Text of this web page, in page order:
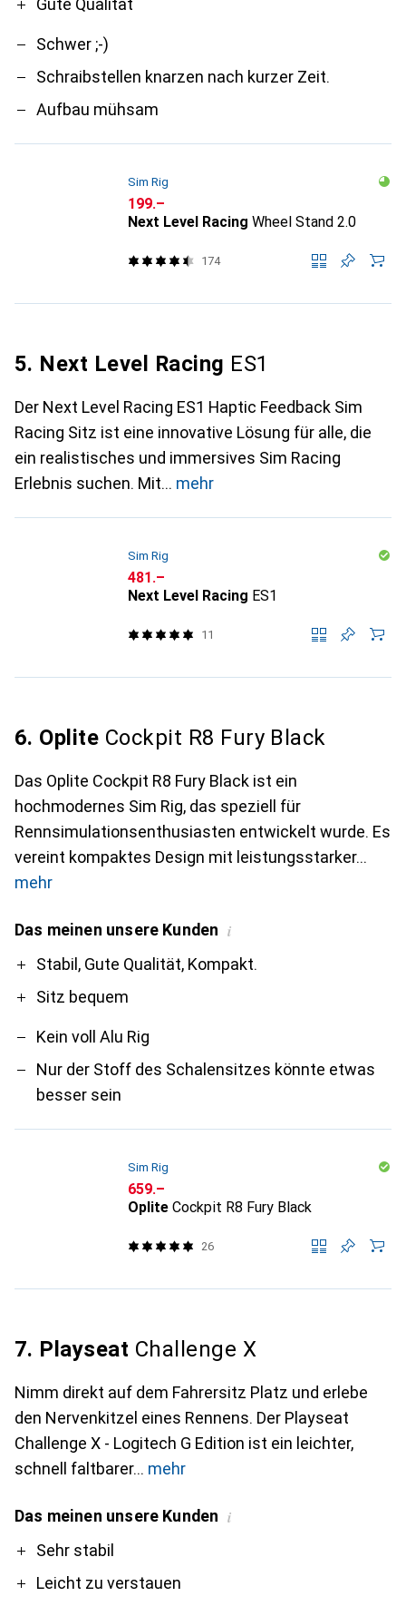
Gute Qualität
Schwer ;-)
Schraibstellen knarzen nach kurzer Zeit.
Aufbau mühsam
Sim Rig
CHF
199.–
Next Level Racing Wheel Stand 2.0
174
5. Next Level Racing ES1
Der Next Level Racing ES1 Haptic Feedback Sim
Racing Sitz ist eine innovative Lösung für alle, die
ein realistisches und immersives Sim Racing
Erlebnis suchen. Mit
mehr
Sim Rig
CHF
481.–
Next Level Racing ES1
11
6. Oplite Cockpit R8 Fury Black
Das Oplite Cockpit R8 Fury Black ist ein
hochmodernes Sim Rig, das speziell für
Rennsimulationsenthusiasten entwickelt wurde. Es
vereint kompaktes Design mit leistungsstarker
mehr
Das meinen unsere Kunden i
ProStabil, Gute Qualität, Kompakt.
Sitz bequem
Contra
Kein voll Alu Rig
Nur der Stoff des Schalensitzes könnte etwas
besser sein
Sim Rig
CHF
659.–
Oplite Cockpit R8 Fury Black
26
7. Playseat Challenge X
Nimm direkt auf dem Fahrersitz Platz und erlebe
den Nervenkitzel eines Rennens. Der Playseat
Challenge X - Logitech G Edition ist ein leichter,
schnell faltbarer
mehr
Das meinen unsere Kunden i
ProSehr stabil
Leicht zu verstauen
Contra